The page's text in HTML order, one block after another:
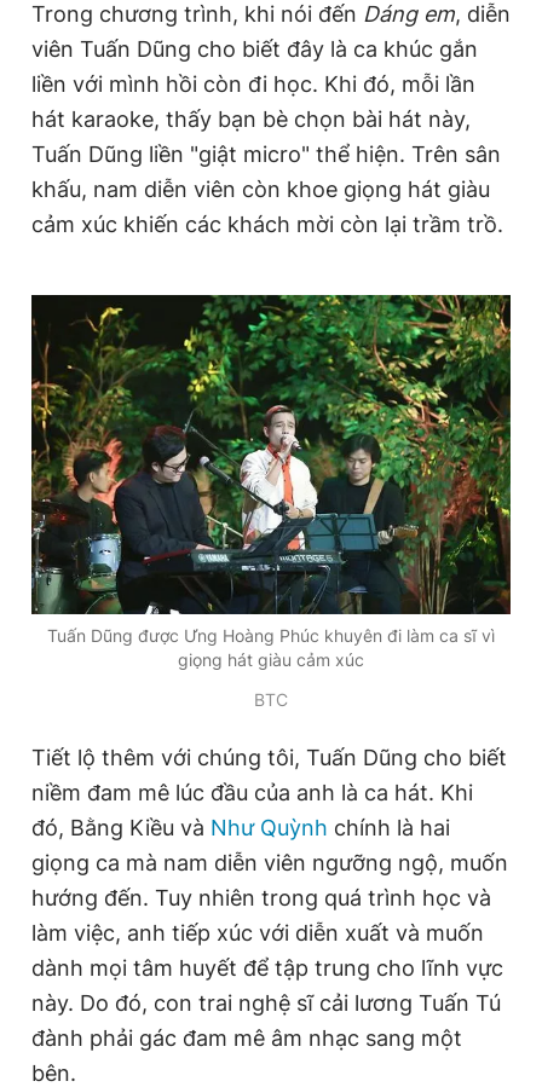
Theo dõi báo trên
Hotline
0906 645 777
Liên hệ quảng cáo
0908 780 404
Đặt báo Quảng cáo RSS Tòa soạn Chính sách bảo
Phó tổng biên tập: Lâm Hiếu Dũng
Phó tổng biên tập: Trần Việt Hưng
Tổng thư ký tòa soạn: Đức Trung
Giấy phép xuất bản số 110/GP - BTTTT cấp ngày 24.3.2020
© 2003-2026 Bản quyền thuộc về Báo Thanh Niên. Cấm sao
chép dưới mọi hình thức nếu không có sự chấp thuận bằng văn
bản. Phát triển bởi ePi Technologies, JSC.
Trong chương trình, khi nói đến Dáng em, diễn
viên Tuấn Dũng cho biết đây là ca khúc gắn
liền với mình hồi còn đi học. Khi đó, mỗi lần
hát karaoke, thấy bạn bè chọn bài hát này,
Tuấn Dũng liền "giật micro" thể hiện. Trên sân
khấu, nam diễn viên còn khoe giọng hát giàu
cảm xúc khiến các khách mời còn lại trầm trồ.
Tuấn Dũng được Ưng Hoàng Phúc khuyên đi làm ca sĩ vì
giọng hát giàu cảm xúc
BTC
Tiết lộ thêm với chúng tôi, Tuấn Dũng cho biết
niềm đam mê lúc đầu của anh là ca hát. Khi
đó, Bằng Kiều và Như Quỳnh chính là hai
giọng ca mà nam diễn viên ngưỡng ngộ, muốn
hướng đến. Tuy nhiên trong quá trình học và
làm việc, anh tiếp xúc với diễn xuất và muốn
dành mọi tâm huyết để tập trung cho lĩnh vực
này. Do đó, con trai nghệ sĩ cải lương Tuấn Tú
đành phải gác đam mê âm nhạc sang một
bên.